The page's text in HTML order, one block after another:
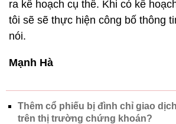
ra kế hoạch cụ thể. Khi có kế
tôi sẽ sẽ thực hiện công bố thông
nói.
Mạnh Hà
Thêm cổ phiếu bị đình chỉ giao
trên thị trường chứng khoán?